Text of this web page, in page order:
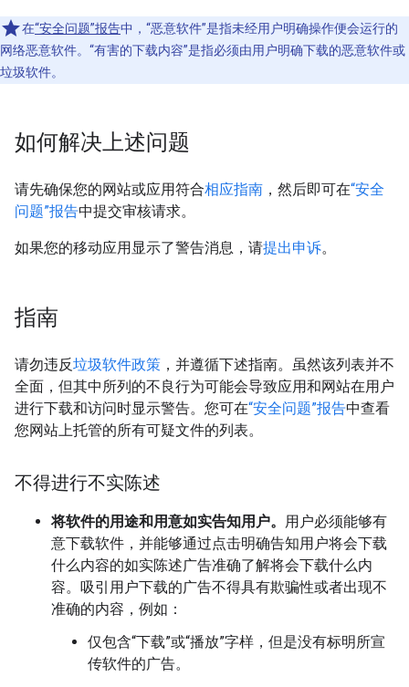
在“安全问题”报告中，“恶意软件”是指未经用户明确操作便会运行的
网络恶意软件。“有害的下载内容”是指必须由用户明确下载的恶意软件或
垃圾软件。
如何解决上述问题
请先确保您的网站或应用符合相应指南 ，然后即可在“安全
问题”报告中提交审核请求。
如果您的移动应用显示了警告消息，请提出申诉。
指南
请勿违反垃圾软件政策 ，并遵循下述指南。虽然该列表并不
全面，但其中所列的不良行为可能会导致应用和网站在用户
进行下载和访问时显示警告。您可在“安全问题”报告中查看
您网站上托管的所有可疑文件的列表。
不得进行不实陈述
将软件的用途和用意如实告知用户。 用户必须能够有
意下载软件，并能够通过点击明确告知用户将会下载
什么内容的如实陈述广告准确了解将会下载什么内
容。吸引用户下载的广告不得具有欺骗性或者出现不
准确的内容，例如：
仅包含“下载”或“播放”字样，但是没有标明所宣
传软件的广告。